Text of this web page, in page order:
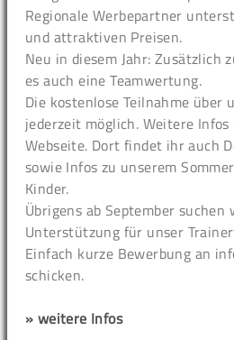
Regionale Werbepartner
und attraktiven Preisen.
Neu in diesem Jahr: Zusätzlich
es auch eine Teamwertung.
Die kostenlose Teilnahme über
jederzeit möglich. Weitere
Webseite. Dort findet ihr auch
sowie Infos zu unserem
Kinder.
Übrigens ab September suchen
Unterstützung für unser
Einfach kurze Bewerbung an
schicken.
» weitere Infos